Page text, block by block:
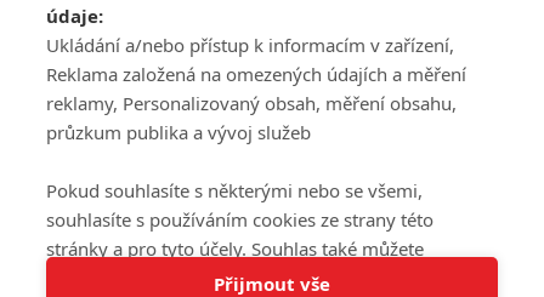
Tato stránka používá soubory cookies.
Máte-li zájem o inzerci na našem webu napište nám na e-mail
studio@koncal.com
Ochrana osobních údajů|Zásady používání cookies |Pravidla webu
Upravit nastavení soukromí
© 2016 – 2026 FandimeSerialum.cz / All rights reserved /
údaje:
Ukládání a/nebo přístup k informacím v zařízení,
Reklama založená na omezených údajích a měření
reklamy, Personalizovaný obsah, měření obsahu,
průzkum publika a vývoj služeb
Pokud souhlasíte s některými nebo se všemi,
souhlasíte s používáním cookies ze strany této
stránky a pro tyto účely. Souhlas také můžete
odmítnout, ale v takovém případě vám na stránce
Přijmout vše